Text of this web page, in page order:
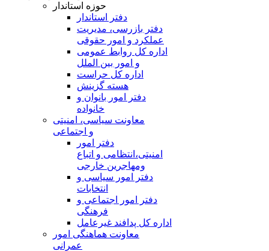
حوزه استاندار
دفتر استاندار
دفتر بازرسی، مدیریت
عملکرد و امور حقوقی
اداره کل روابط عمومی
و امور بین الملل
اداره کل حراست
هسته گزینش
دفتر امور بانوان و
خانواده
معاونت سیاسی، امنیتی
و اجتماعی
دفتر امور
امنيتی،انتظامی و اتباع
ومهاجرین خارجی
دفتر امور سیاسی و
انتخابات
دفتر امور اجتماعی و
فرهنگی
اداره کل پدافند غیرعامل
معاونت هماهنگی امور
عمرانی